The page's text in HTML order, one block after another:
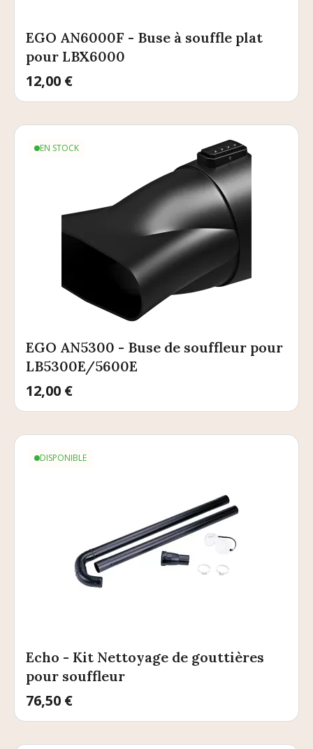
EGO AN6000F - Buse à souffle plat
pour LBX6000
Prix
12,00 €
EN STOCK
EGO AN5300 - Buse de souffleur pour
LB5300E/5600E
Prix
12,00 €
DISPONIBLE
Echo - Kit Nettoyage de gouttières
pour souffleur
Prix
76,50 €